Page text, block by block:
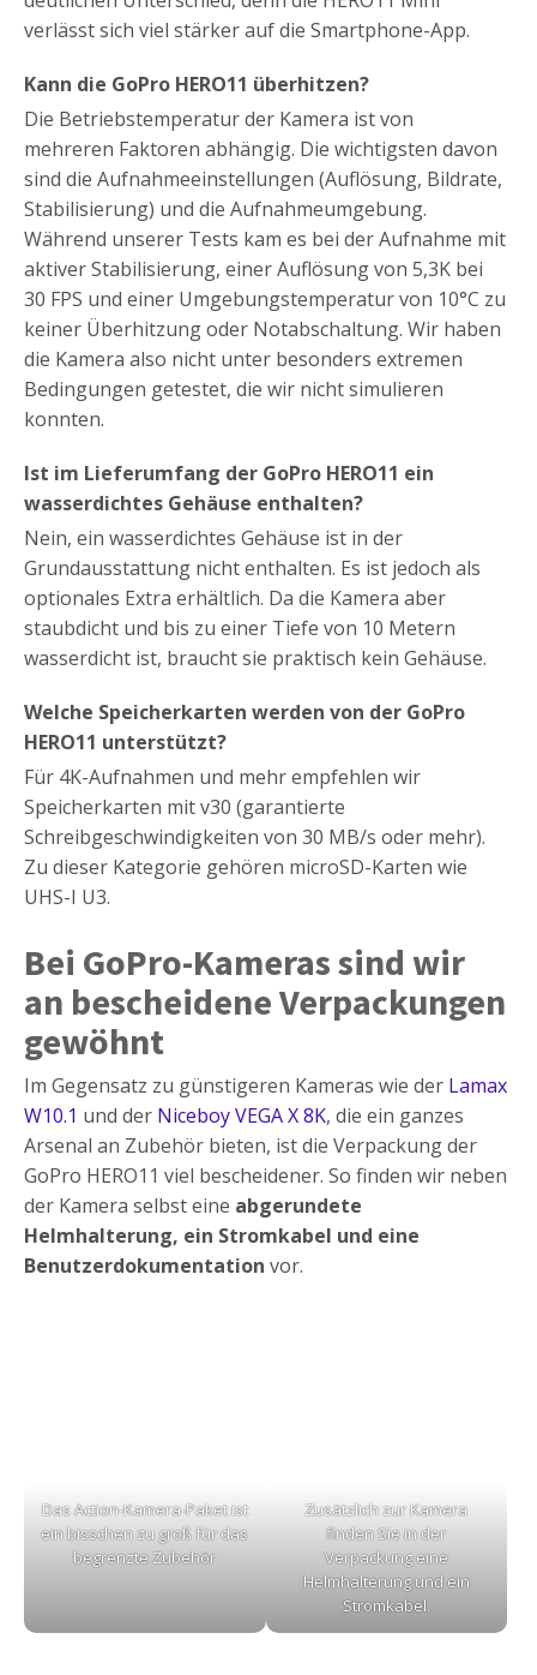
verlässt sich viel stärker auf die Smartphone-App.
Kann die GoPro HERO11 überhitzen?
Die Betriebstemperatur der Kamera ist von
mehreren Faktoren abhängig. Die wichtigsten davon
sind die Aufnahmeeinstellungen (Auflösung, Bildrate,
Stabilisierung) und die Aufnahmeumgebung.
Während unserer Tests kam es bei der Aufnahme mit
aktiver Stabilisierung, einer Auflösung von 5,3K bei
30 FPS und einer Umgebungstemperatur von 10°C zu
keiner Überhitzung oder Notabschaltung. Wir haben
die Kamera also nicht unter besonders extremen
Bedingungen getestet, die wir nicht simulieren
konnten.
Ist im Lieferumfang der GoPro HERO11 ein
wasserdichtes Gehäuse enthalten?
Nein, ein wasserdichtes Gehäuse ist in der
Grundausstattung nicht enthalten. Es ist jedoch als
optionales Extra erhältlich. Da die Kamera aber
staubdicht und bis zu einer Tiefe von 10 Metern
wasserdicht ist, braucht sie praktisch kein Gehäuse.
Welche Speicherkarten werden von der GoPro
HERO11 unterstützt?
Für 4K-Aufnahmen und mehr empfehlen wir
Speicherkarten mit v30 (garantierte
Schreibgeschwindigkeiten von 30 MB/s oder mehr).
Zu dieser Kategorie gehören microSD-Karten wie
UHS-I U3.
Bei GoPro-Kameras sind wir
an bescheidene Verpackungen
gewöhnt
Im Gegensatz zu günstigeren Kameras wie der Lamax
W10.1 und der Niceboy VEGA X 8K, die ein ganzes
Arsenal an Zubehör bieten, ist die Verpackung der
GoPro HERO11 viel bescheidener. So finden wir neben
der Kamera selbst eine abgerundete
Helmhalterung, ein Stromkabel und eine
Benutzerdokumentation vor.
Das Action-Kamera-Paket ist
ein bisschen zu groß für das
begrenzte Zubehör
Zusätzlich zur Kamera
finden Sie in der
Verpackung eine
Helmhalterung und ein
Stromkabel.